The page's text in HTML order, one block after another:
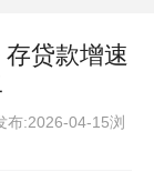
贷款增速
布:2026-04-15浏